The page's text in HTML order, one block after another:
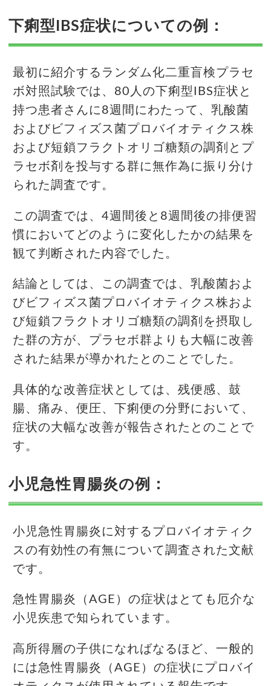
下痢型IBS症状についての例：
最初に紹介するランダム化二重盲検プラセ
ボ対照試験では、80人の下痢型IBS症状と
持つ患者さんに8週間にわたって、乳酸菌
およびビフィズス菌プロバイオティクス株
および短鎖フラクトオリゴ糖類の調剤とプ
ラセボ剤を投与する群に無作為に振り分け
られた調査です。
この調査では、4週間後と8週間後の排便習
慣においてどのように変化したかの結果を
観て判断された内容でした。
結論としては、この調査では、乳酸菌およ
びビフィズス菌プロバイオティクス株およ
び短鎖フラクトオリゴ糖類の調剤を摂取し
た群の方が、プラセボ群よりも大幅に改善
された結果が導かれたとのことでした。
具体的な改善症状としては、残便感、鼓
腸、痛み、便圧、下痢便の分野において、
症状の大幅な改善が報告されたとのことで
す。
小児急性胃腸炎の例：
小児急性胃腸炎に対するプロバイオティク
スの有効性の有無について調査された文献
です。
急性胃腸炎（AGE）の症状はとても厄介な
小児疾患で知られています。
高所得層の子供になればなるほど、一般的
には急性胃腸炎（AGE）の症状にプロバイ